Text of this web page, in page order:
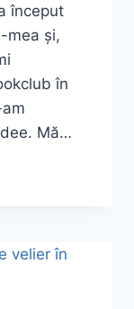
început
mea și,
în
Mă…